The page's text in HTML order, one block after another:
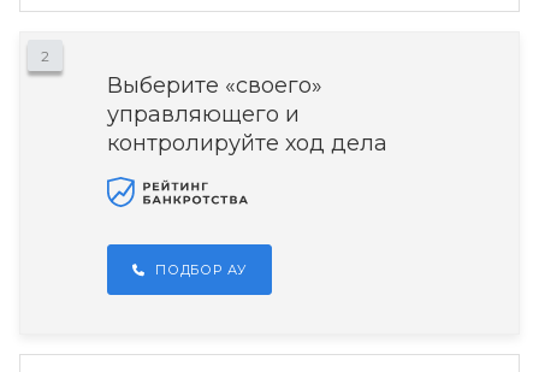
2
Выберите «своего»
управляющего и
контролируйте ход дела
ПОДБОР АУ